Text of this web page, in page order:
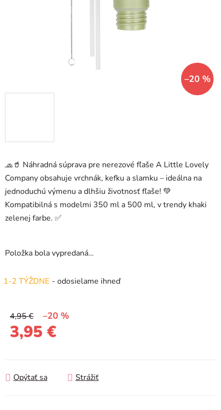
🧢🥤 Náhradná súprava pre nerezové fľaše A Little Lovely
Company obsahuje vrchnák, kefku a slamku – ideálna na
jednoduchú výmenu a dlhšiu životnosť fľaše! 💚
Kompatibilná s modelmi 350 ml a 500 ml, v trendy khaki
zelenej farbe. ✅
Položka bola vypredaná…
1-2 TÝŽDNE - odosielame ihneď
4,95 € –20 %
3,95 €
Opýtať sa Strážiť
–20 %